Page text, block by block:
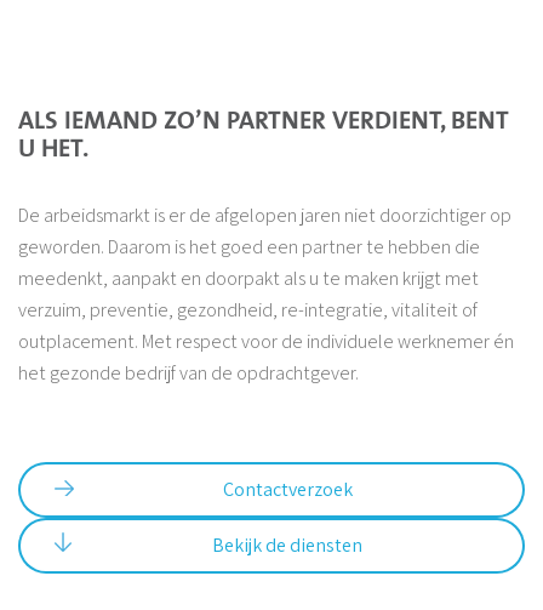
ALS IEMAND ZO’N PARTNER VERDIENT, BENT
U HET.
De arbeidsmarkt is er de afgelopen jaren niet doorzichtiger op
geworden. Daarom is het goed een partner te hebben die
meedenkt, aanpakt en doorpakt als u te maken krijgt met
verzuim, preventie, gezondheid, re-integratie, vitaliteit of
outplacement. Met respect voor de individuele werknemer én
het gezonde bedrijf van de opdrachtgever.
Contactverzoek
Bekijk de diensten